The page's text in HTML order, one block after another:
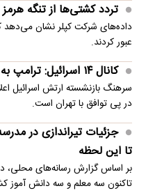
تردد کشتی‌ها از تنگه
داده‌های شرکت کپلر نشان می‌دهد
عبور کردند.
کانال ۱۴ اسرائیل: ترامپ به سمت توافق با ایران می‌رود
سرهنگ بازنشسته ارتش اسرائیل
در پی توافق با تهران است.
تا این لحظه
بر اساس گزارش رسانه‌های محلی،
تاکنون سه معلم و سه دانش آموز